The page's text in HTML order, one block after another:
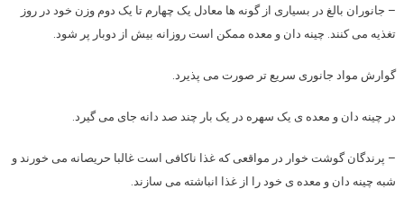
– جانوران بالغ در بسیاری از گونه ها معادل یک چهارم تا یک دوم وزن خود در روز
تغذیه می کنند. چینه دان و معده ممکن است روزانه بیش از دوبار پر شود.
گوارش مواد جانوری سریع تر صورت می پذیرد.
در چینه دان و معده ی یک سهره در یک بار چند صد دانه جای می گیرد.
– پرندگان گوشت خوار در مواقعی که غذا ناکافی است غالبا حریصانه می خورند و
شبه چینه دان و معده ی خود را از غذا انباشته می سازند.